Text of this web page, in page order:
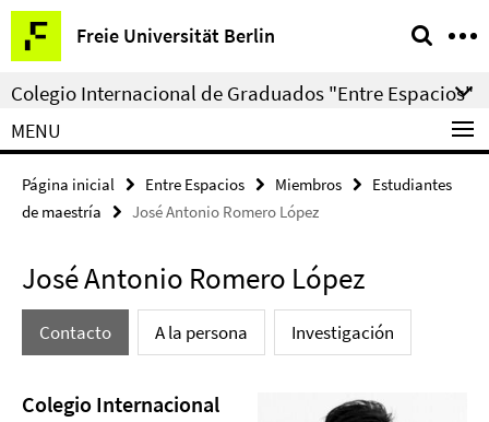
Springe
direkt
zu
Inhalt
Freie Universität Berlin
Herramientas
de
navegación
Colegio Internacional de Graduados "Entre Espacios"
MENU
Página inicial Entre Espacios Miembros
Estudiantes
de maestría
José Antonio Romero López
José Antonio Romero López
Contacto A la persona Investigación
Colegio Internacional